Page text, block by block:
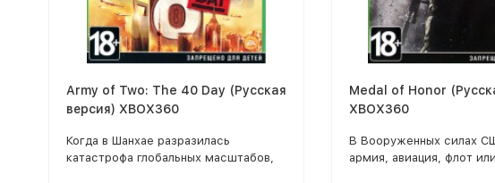
Army of Two: The 40 Day (Русская
версия) XBOX360
Когда в Шанхае разразилась
катастрофа глобальных масштабов,
Medal of Honor
XBOX360
В Вооруженных силах
армия, авиация, флот